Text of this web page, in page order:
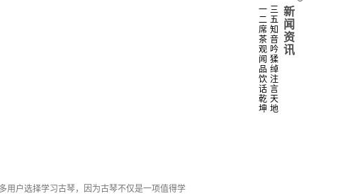
新
闻
资
讯
三
五
知
音
吟
猱
绰
注
言
天
地
一
二
席
茶
观
闻
品
饮
话
乾
坤
用户选择学习古琴，因为古琴不仅是一项值得学